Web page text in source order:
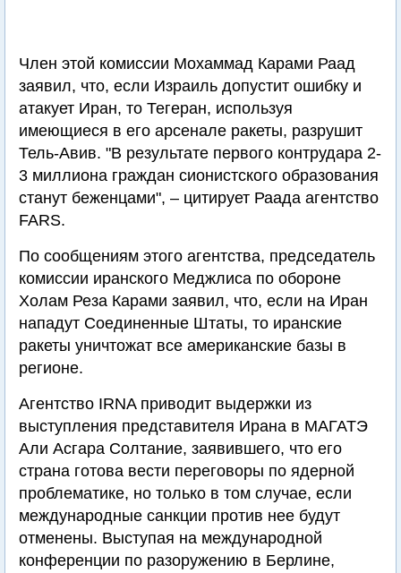
Член этой комиссии Мохаммад Карами Раад
заявил, что, если Израиль допустит ошибку и
атакует Иран, то Тегеран, используя
имеющиеся в его арсенале ракеты, разрушит
Тель-Авив. "В результате первого контрудара 2-
3 миллиона граждан сионистского образования
станут беженцами", – цитирует Раада агентство
FARS.
По сообщениям этого агентства, председатель
комиссии иранского Меджлиса по обороне
Холам Реза Карами заявил, что, если на Иран
нападут Соединенные Штаты, то иранские
ракеты уничтожат все американские базы в
регионе.
Агентство IRNA приводит выдержки из
выступления представителя Ирана в МАГАТЭ
Али Асгара Солтание, заявившего, что его
страна готова вести переговоры по ядерной
проблематике, но только в том случае, если
международные санкции против нее будут
отменены. Выступая на международной
конференции по разоружению в Берлине,